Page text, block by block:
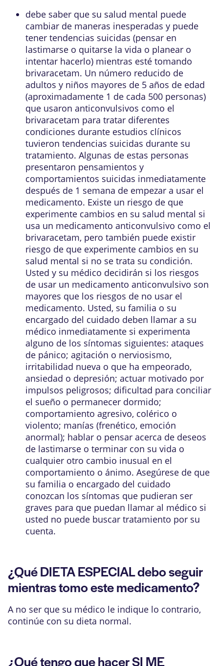
debe saber que su salud mental puede
cambiar de maneras inesperadas y puede
tener tendencias suicidas (pensar en
lastimarse o quitarse la vida o planear o
intentar hacerlo) mientras esté tomando
brivaracetam. Un número reducido de
adultos y niños mayores de 5 años de edad
(aproximadamente 1 de cada 500 personas)
que usaron anticonvulsivos como el
brivaracetam para tratar diferentes
condiciones durante estudios clínicos
tuvieron tendencias suicidas durante su
tratamiento. Algunas de estas personas
presentaron pensamientos y
comportamientos suicidas inmediatamente
después de 1 semana de empezar a usar el
medicamento. Existe un riesgo de que
experimente cambios en su salud mental si
usa un medicamento anticonvulsivo como el
brivaracetam, pero también puede existir
riesgo de que experimente cambios en su
salud mental si no se trata su condición.
Usted y su médico decidirán si los riesgos
de usar un medicamento anticonvulsivo son
mayores que los riesgos de no usar el
medicamento. Usted, su familia o su
encargado del cuidado deben llamar a su
médico inmediatamente si experimenta
alguno de los síntomas siguientes: ataques
de pánico; agitación o nerviosismo,
irritabilidad nueva o que ha empeorado,
ansiedad o depresión; actuar motivado por
impulsos peligrosos; dificultad para conciliar
el sueño o permanecer dormido;
comportamiento agresivo, colérico o
violento; manías (frenético, emoción
anormal); hablar o pensar acerca de deseos
de lastimarse o terminar con su vida o
cualquier otro cambio inusual en el
comportamiento o ánimo. Asegúrese de que
su familia o encargado del cuidado
conozcan los síntomas que pudieran ser
graves para que puedan llamar al médico si
usted no puede buscar tratamiento por su
cuenta.
¿Qué DIETA ESPECIAL debo seguir
mientras tomo este medicamento?
A no ser que su médico le indique lo contrario,
continúe con su dieta normal.
¿Qué tengo que hacer SI ME